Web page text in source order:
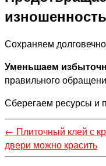
Сохраняем
Уменьшаем
правильного
Сберегаем ресурсы и
← Плиточный клей с
двери можно красить